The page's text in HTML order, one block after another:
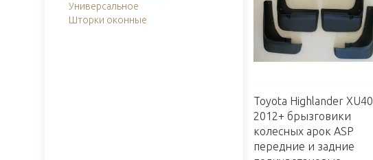
Универсальное
Шторки оконные
Toyota Highlander XU40
2012+ брызговики
колесных арок ASP
передние и задние